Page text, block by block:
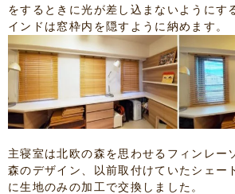
をするときに光が差し込まないようにす
インドは窓枠内を隠すように納めます。
主寝室は北欧の森を思わせるフィンレー
森のデザイン、以前取付けていたシェー
に生地のみの加工で交換しました。